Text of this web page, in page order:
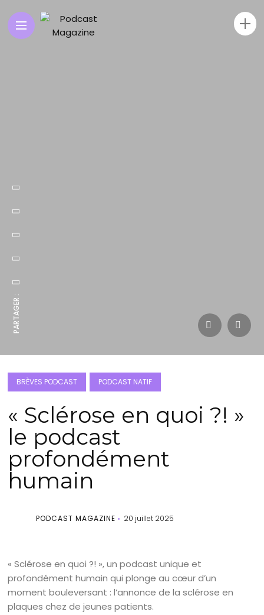
PARTAGER :
BRÈVES PODCAST PODCAST NATIF
« Sclérose en quoi ?! »
le podcast
profondément
humain
PODCAST MAGAZINE 20 juillet 2025
« Sclérose en quoi ?! », un podcast unique et
profondément humain qui plonge au cœur d’un
moment bouleversant : l’annonce de la sclérose en
plaques chez de jeunes patients.